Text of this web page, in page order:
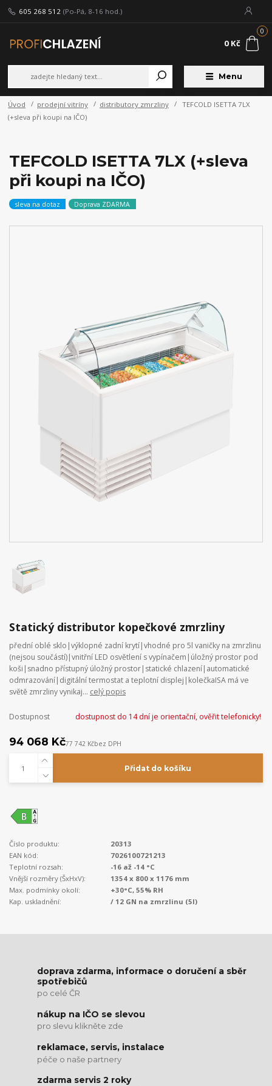
Menu
605 268 512 (Po-Pá, 8-16 hod.)
0
0 Kč
Úvod prodejní vitríny distributory zmrzliny
TEFCOLD ISETTA 7LX
(+sleva při koupi na IČO)
TEFCOLD ISETTA 7LX (+sleva
při koupi na IČO)
sleva na dotaz Doprava ZDARMA
Statický distributor kopečkové zmrzliny
přední oblé sklo|výklopné zadní krytí|vhodné pro 5l vaničky na zmrzlinu
(nejsou součástí)|vnitřní LED osvětlení s vypínačem|úložný prostor pod
koši|snadno přístupný úložný prostor|statické chlazení|automatické
odmrazování|digitální termostat a teplotní displej|kolečkaISA má ve
světě zmrzliny vynikaj... celý popis
Dostupnost dostupnost do 14 dní je orientační, ověřit telefonicky!
94 068 Kč77 742 Kčbez DPH
Přidat do košíku
Číslo produktu:
20313
EAN kód:
7026100721213
Teplotní rozsah:
-16 až -14 °C
Vnější rozměry (ŠxHxV):
1354 x 800 x 1176 mm
Max. podmínky okolí:
+30°C, 55% RH
Kap. uskladnění:
/ 12 GN na zmrzlinu (5l)
doprava zdarma, informace o doručení a sběr
spotřebičů
po celé ČR
nákup na IČO se slevou
pro slevu klikněte zde
reklamace, servis, instalace
péče o naše partnery
zdarma servis 2 roky